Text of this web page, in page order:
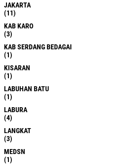
JAKARTA
(11)
KAB KARO
(3)
KAB SERDANG BEDAGAI
(1)
KISARAN
(1)
LABUHAN BATU
(1)
LABURA
(4)
LANGKAT
(3)
MEDSN
(1)